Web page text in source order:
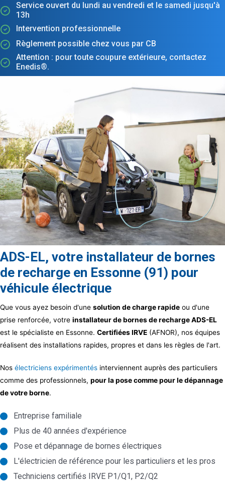
Service ouvert du lundi au vendredi et le samedi jusqu'à
13h
Intervention professionnelle
Règlement possible chez vous par CB
Attention : pour toute coupure extérieure, contactez
Enedis®.
ADS-EL, votre installateur de bornes
de recharge en Essonne (91) pour
véhicule électrique
Que vous ayez besoin d'une solution de charge rapide ou d'une
prise renforcée, votre installateur de bornes de recharge ADS-EL
est le spécialiste en Essonne. Certifiées IRVE (AFNOR), nos équipes
réalisent des installations rapides, propres et dans les règles de l'art.
Nos électriciens expérimentés interviennent auprès des particuliers
comme des professionnels, pour la pose comme pour le dépannage
de votre borne.
Entreprise familiale
Plus de 40 années d'expérience
Pose et dépannage de bornes électriques
L'électricien de référence pour les particuliers et les pros
Techniciens certifiés IRVE P1/Q1, P2/Q2